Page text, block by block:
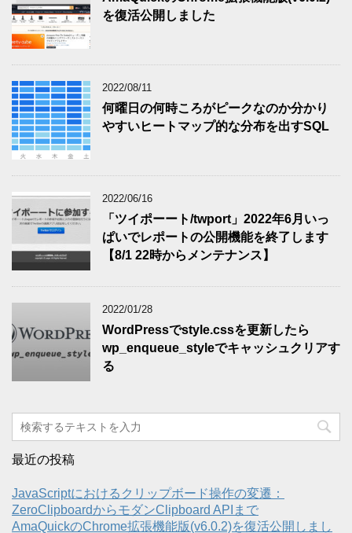
を復活公開しました
2022/08/11
何曜日の何時ころがピークなのか分かり
やすいヒートマップ的な分布を出すSQL
2022/06/16
「ツイポーート/twport」2022年6月いっ
ぱいでレポートの公開機能を終了します
【8/1 22時からメンテナンス】
2022/01/28
WordPressでstyle.cssを更新したら
wp_enqueue_styleでキャッシュクリアす
る
最近の投稿
JavaScriptにおけるクリップボード操作の変遷：
ZeroClipboardからモダンClipboard APIまで
AmaQuickのChrome拡張機能版(v6.0.2)を復活公開しまし